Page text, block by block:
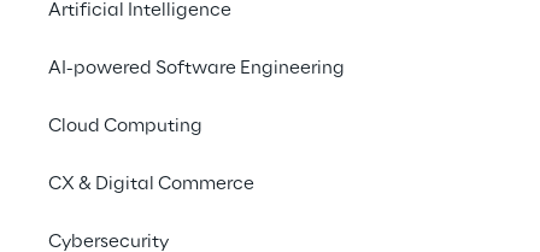
Artificial Intelligence
AI-powered Software Engineering
Cloud Computing
CX & Digital Commerce
Cybersecurity
Connected
Products Lab
vernetzter Produkte dank modernster IoT-